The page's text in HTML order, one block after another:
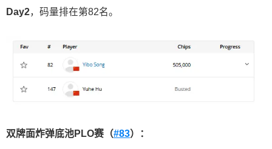
Day2，码量排在第82名。
双牌面炸弹底池PLO赛（#83）：